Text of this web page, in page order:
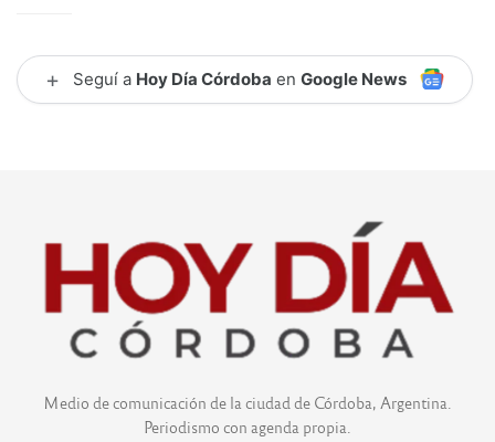
+ Seguí a Hoy Día Córdoba en Google News
Medio de comunicación de la ciudad de Córdoba, Argentina.
Periodismo con agenda propia.